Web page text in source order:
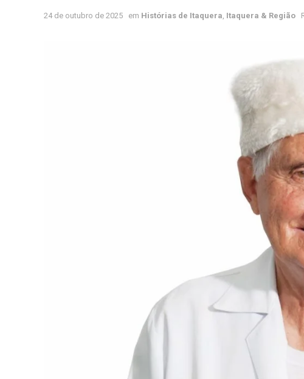
24 de outubro de 2025 em Histórias de Itaquera Itaquera & Região